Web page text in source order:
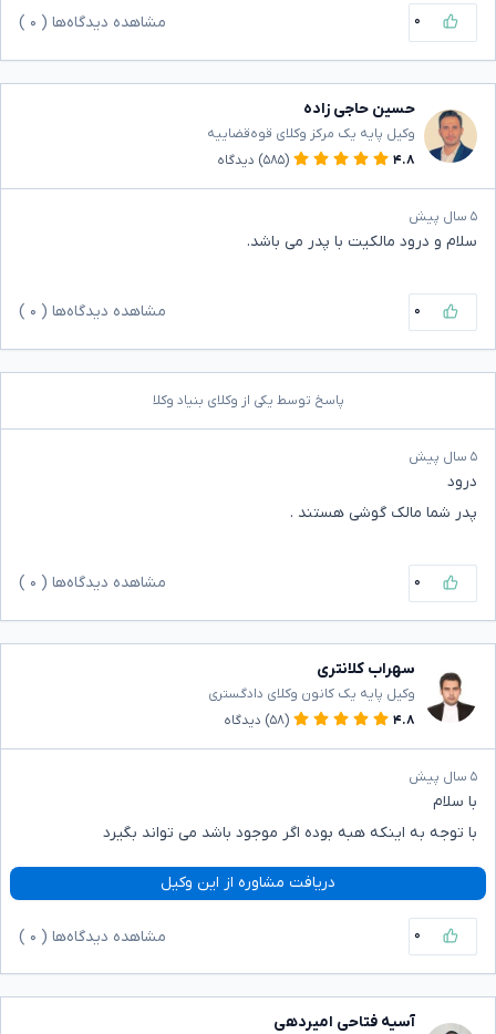
۰ مشاهده دیدگاه‌ها ( ۰
حسین حاجی زاده
وکیل پایه یک مرکز وکلای قوه‌قضاییه
۴.۸
(۵۸۵) دیدگاه
۵ سال پیش
سلام و درود مالکیت با پدر می باشد.
۰ مشاهده دیدگاه‌ها ( ۰
پاسخ توسط یکی از وکلای بنیاد وکلا
۵ سال پیش
درود
پدر شما مالک گوشی هستند .
۰ مشاهده دیدگاه‌ها ( ۰
سهراب کلانتری
وکیل پایه یک کانون وکلای دادگستری
۴.۸
(۵۸) دیدگاه
۵ سال پیش
با سلام
با توجه به اینکه هبه بوده اگر موجود باشد می تواند بگیرد
دریافت مشاوره از این وکیل
۰ مشاهده دیدگاه‌ها ( ۰
آسیه فتاحی امیردهی